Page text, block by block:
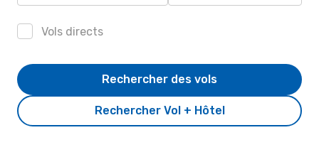
Vols directs
Rechercher Vol + Hôtel
Rechercher des vols